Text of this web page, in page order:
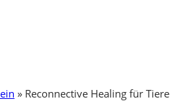
» Reconnective Healing für Tiere